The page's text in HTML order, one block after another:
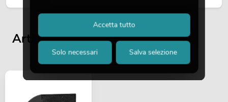
Articoli visualizzati per ultimi
Solo necessari Salva selezione
Accetta tutto